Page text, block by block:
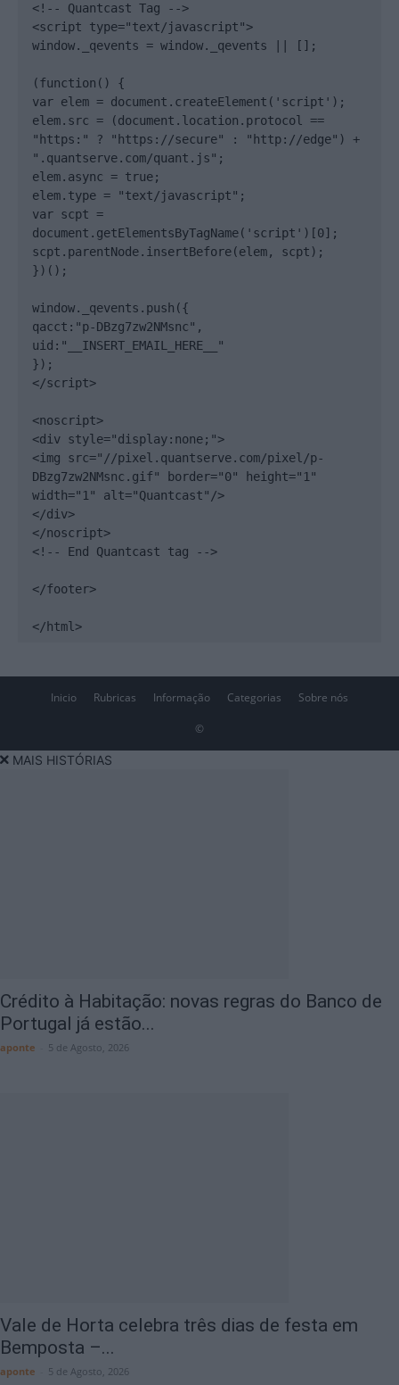
<!-- Quantcast Tag -->
<script type="text/javascript">
window._qevents = window._qevents || [];
(function() {
var elem = document.createElement('script');
elem.src = (document.location.protocol ==
"https:" ? "https://secure" : "http://edge") +
".quantserve.com/quant.js";
elem.async = true;
elem.type = "text/javascript";
var scpt =
document.getElementsByTagName('script')[0];
scpt.parentNode.insertBefore(elem, scpt);
})();
window._qevents.push({
qacct:"p-DBzg7zw2NMsnc",
uid:"__INSERT_EMAIL_HERE__"
});
</script>
<noscript>
<div style="display:none;">
<img src="//pixel.quantserve.com/pixel/p-
DBzg7zw2NMsnc.gif" border="0" height="1"
width="1" alt="Quantcast"/>
</div>
</noscript>
<!-- End Quantcast tag -->
</footer>
</html>
Inicio Rubricas Informação Categorias Sobre nós
©
MAIS HISTÓRIAS
Crédito à Habitação: novas regras do Banco de
Portugal já estão...
aponte 5 de Agosto, 2026
Vale de Horta celebra três dias de festa em
Bemposta –...
aponte 5 de Agosto, 2026